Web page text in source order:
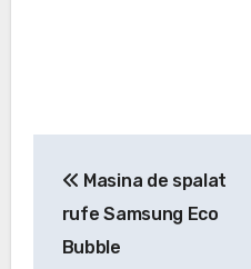
în
articole
Masina de spalat
rufe Samsung Eco
Bubble